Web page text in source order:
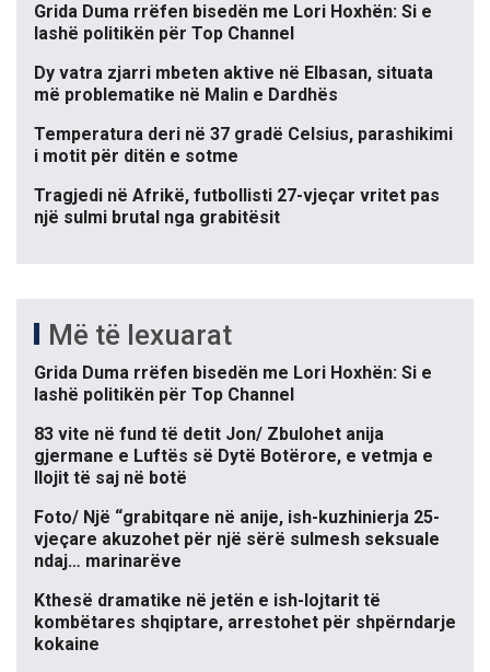
Grida Duma rrëfen bisedën me Lori Hoxhën: Si e
lashë politikën për Top Channel
Dy vatra zjarri mbeten aktive në Elbasan, situata
më problematike në Malin e Dardhës
Temperatura deri në 37 gradë Celsius, parashikimi
i motit për ditën e sotme
Tragjedi në Afrikë, futbollisti 27-vjeçar vritet pas
një sulmi brutal nga grabitësit
Më të lexuarat
Grida Duma rrëfen bisedën me Lori Hoxhën: Si e
lashë politikën për Top Channel
83 vite në fund të detit Jon/ Zbulohet anija
gjermane e Luftës së Dytë Botërore, e vetmja e
llojit të saj në botë
Foto/ Një “grabitqare në anije, ish-kuzhinierja 25-
vjeçare akuzohet për një sërë sulmesh seksuale
ndaj… marinarëve
Kthesë dramatike në jetën e ish-lojtarit të
kombëtares shqiptare, arrestohet për shpërndarje
kokaine